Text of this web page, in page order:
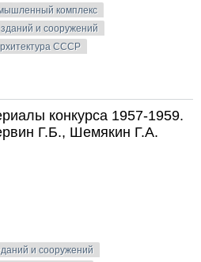
комплекс
и сооружений
СССР
конкурса 1957-1959.
Г.Б., Шемякин Г.А.
и сооружений